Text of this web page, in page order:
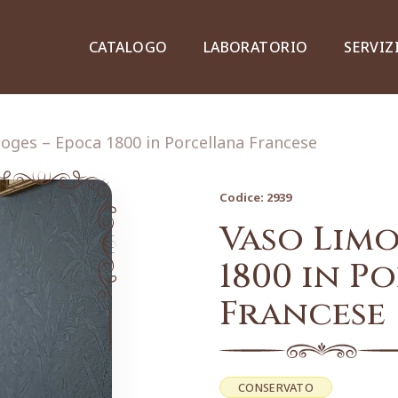
CATALOGO
Credenze, piattaie e vetrine
Lampade e lampadari
Dipinti e stampe
LABORATORIO SERVIZI
– Epoca 1800 in Porcellana Francese
Codice: 2939
Vaso
1800 in
Francese
CONSERVATO